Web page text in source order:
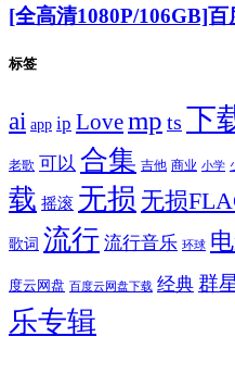
[全高清1080P/106GB]
标签
ai app ip Lovemp ts 下
老歌 可以 合集 吉他 商业 小学
载 摇滚 无损 无损
歌词 流行 流行音乐 环球
度云网盘 百度云网盘下载 经典 群
乐专辑